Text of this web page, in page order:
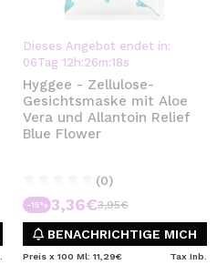
Dieses Angebot endet in:
06Tag 12 h:26m:18s
Hyggee - Zellulose-
Gesichtsmaske mit Aloe
Vera und Allantoin Relief
Blue Flower
(0)
-15% 3,36€3,95€
BENACHRICHTIGE MICH
Preis x 100 Ml: 11,29€ Tax Inb.